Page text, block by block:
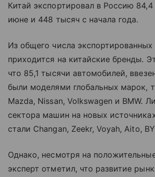
Китай экспортировал в Россию
июне и 448 тысяч с начала года.
Из общего числа
приходится на китайские бренды.
что 85,1 тысячи автомобилей,
были моделями глобальных марок,
Mazda, Nissan, Volkswagen и BMW.
сектора машин на новых
стали Changan, Zeekr, Voyah, Aito,
Однако, несмотря на
эксперт отметил, что развитие